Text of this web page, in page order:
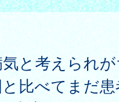
と考えられ
比べてまだ